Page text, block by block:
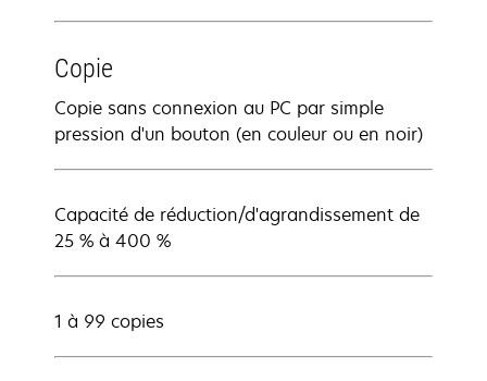
Copie
Copie sans connexion au PC par simple
pression d'un bouton (en couleur ou en noir)
Capacité de réduction/d'agrandissement de
25 % à 400 %
1 à 99 copies